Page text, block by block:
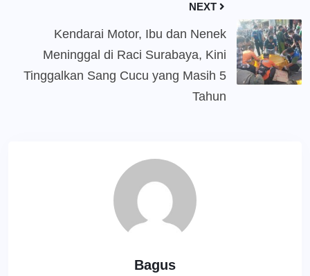
NEXT
Kendarai Motor, Ibu dan Nenek
Meninggal di Raci Surabaya, Kini
Tinggalkan Sang Cucu yang Masih 5
Tahun
Bagus